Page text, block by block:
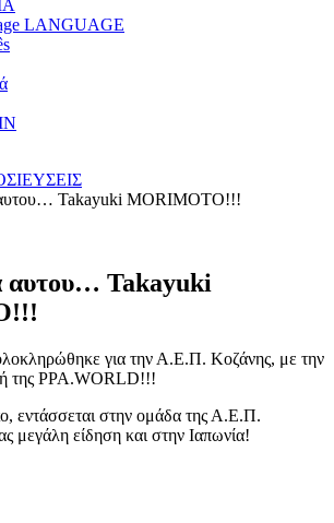
LANGUAGE
Takayuki MORIMOTO!!!
αυτου… Takayuki
για την Α.Ε.Π. Κοζάνης, με την
της PPA.WORLD!!!
εντάσσεται στην ομάδα της Α.Ε.Π.
μεγάλη είδηση και στην Ιαπωνία!